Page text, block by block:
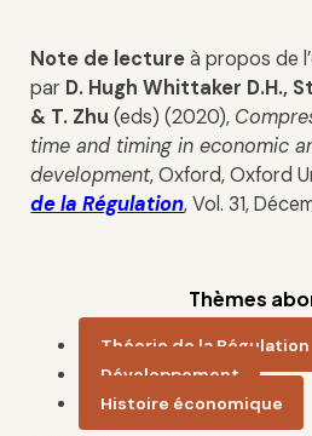
Note de lectureà propos de
par D. Hugh Whittaker D.H.,
& T. Zhu (eds) (2020),
time and timing in economic
development, Oxford, Oxford
de la Régulation, Vol. 31,
Thèmes
Théorie de la Régulation
Développement
Histoire économique